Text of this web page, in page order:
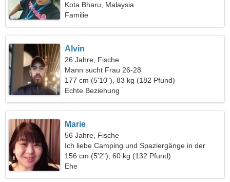
leidenschaftliche Frau
Kota Bharu, Malaysia
Familie
Alvin
26 Jahre, Fische
Mann sucht Frau 26-28
177 cm (5'10"), 83 kg (182 Pfund)
Echte Beziehung
Marie
56 Jahre, Fische
Ich liebe Camping und Spaziergänge in der
Natur
156 cm (5'2"), 60 kg (132 Pfund)
Ehe